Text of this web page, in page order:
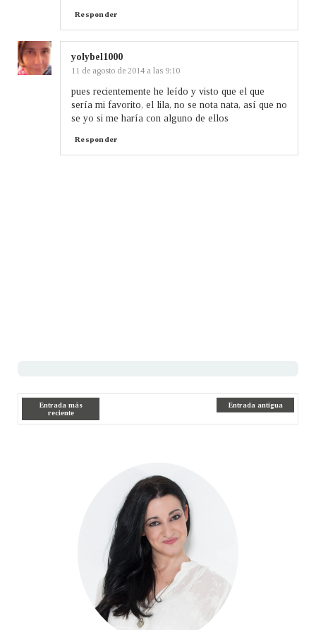
Responder
yolybel1000
11 de agosto de 2014 a las 9:10
pues recientemente he leído y visto que el que
sería mi favorito, el lila, no se nota nata, así que no
se yo si me haría con alguno de ellos
Responder
Entrada más
reciente
Entrada antigua